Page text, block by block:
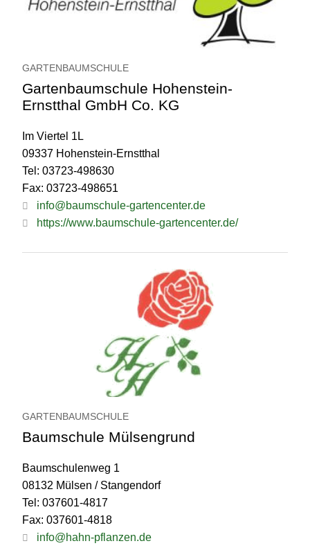
GARTENBAUMSCHULE
Gartenbaumschule Hohenstein-
Ernstthal GmbH Co. KG
Im Viertel 1L
09337 Hohenstein-Ernstthal
Tel: 03723-498630
Fax: 03723-498651
info@baumschule-gartencenter.de
https://www.baumschule-gartencenter.de/
GARTENBAUMSCHULE
Baumschule Mülsengrund
Baumschulenweg 1
08132 Mülsen / Stangendorf
Tel: 037601-4817
Fax: 037601-4818
info@hahn-pflanzen.de